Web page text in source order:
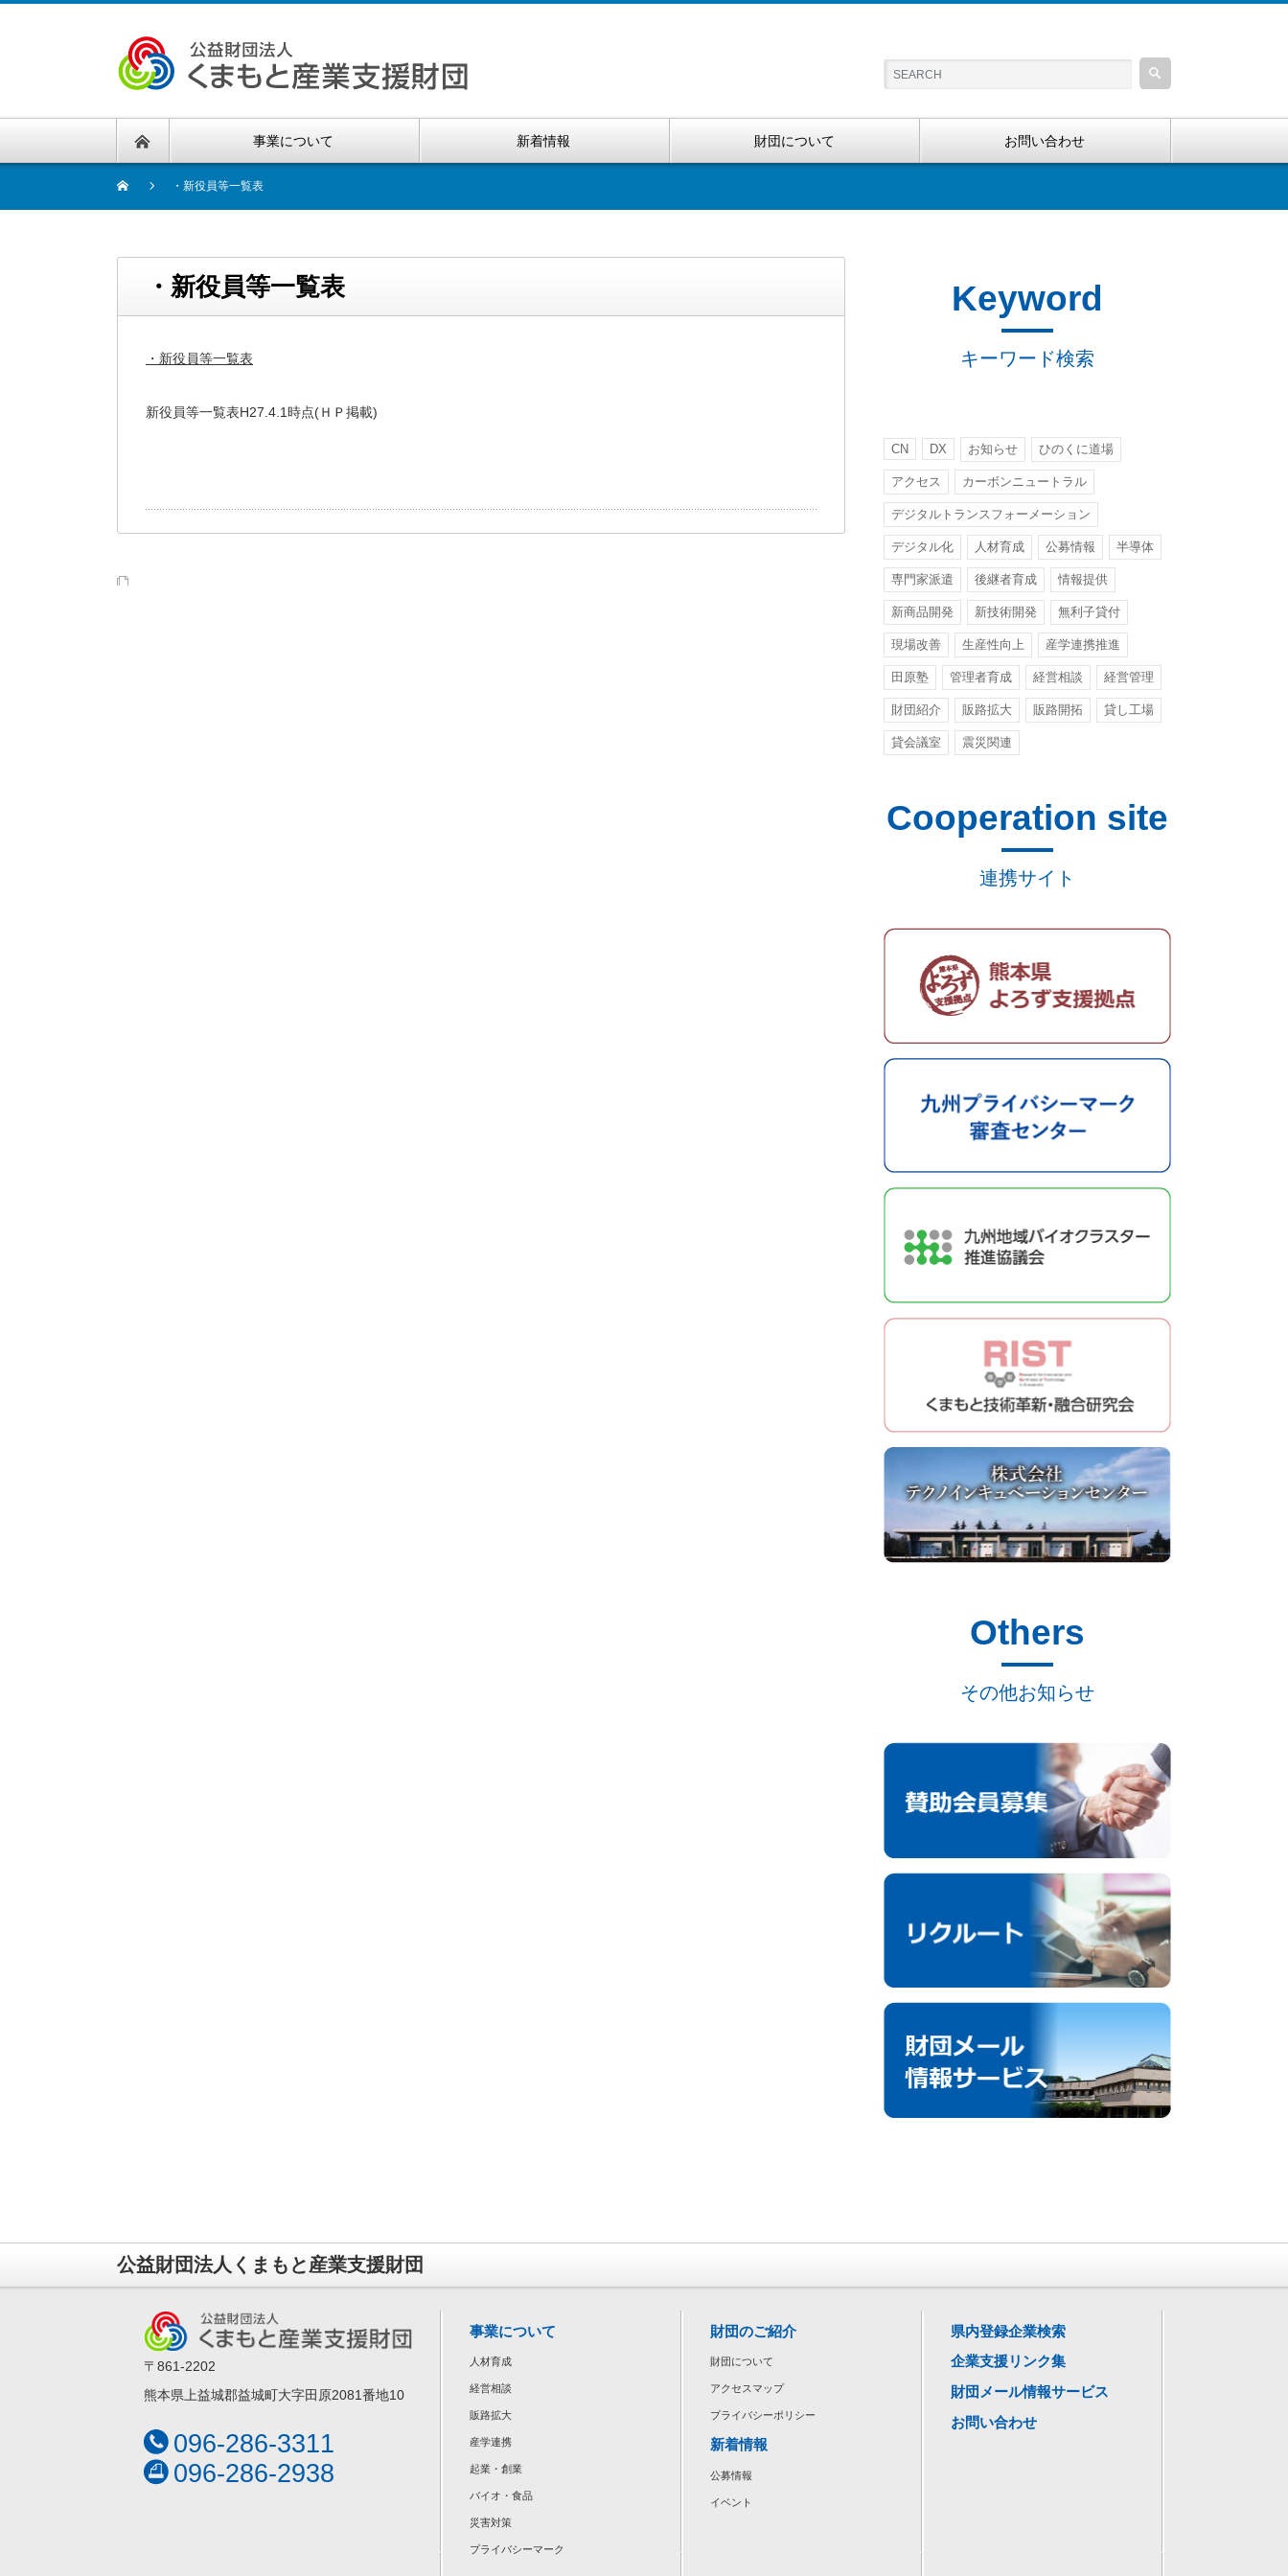
事業について 新着情報 財団について お問い合わせ
・新役員等一覧表
・新役員等一覧表
・新役員等一覧表
新役員等一覧表H27.4.1時点(ＨＰ掲載)
Keyword
キーワード検索
CN DX お知らせ ひのくに道場
アクセス カーボンニュートラル
デジタルトランスフォーメーション
デジタル化 人材育成 公募情報 半導体
専門家派遣 後継者育成 情報提供
新商品開発 新技術開発 無利子貸付
現場改善 生産性向上 産学連携推進
田原塾 管理者育成 経営相談 経営管理
財団紹介 販路拡大 販路開拓 貸し工場
貸会議室 震災関連
Cooperation site
連携サイト
Others
その他お知らせ
公益財団法人くまもと産業支援財団
〒861-2202
熊本県上益城郡益城町大字田原2081番地10
096-286-3311
096-286-2938
事業について
人材育成
経営相談
販路拡大
産学連携
起業・創業
バイオ・食品
災害対策
プライバシーマーク
財団のご紹介
財団について
アクセスマップ
プライバシーポリシー
新着情報
公募情報
イベント
県内登録企業検索
企業支援リンク集
財団メール情報サービス
お問い合わせ